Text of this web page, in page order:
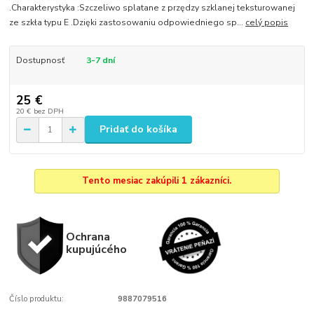
.Charakterystyka :Szczeliwo splatane z przędzy szklanej teksturowanej
ze szkła typu E .Dzięki zastosowaniu odpowiedniego sp... celý popis
Dostupnosť 3-7 dní
25 €
20 € bez DPH
Pridať do košíka
Tento mesiac zakúpili 1 zákazníci.
Ochrana
kupujúcého
Číslo produktu: 9887079516